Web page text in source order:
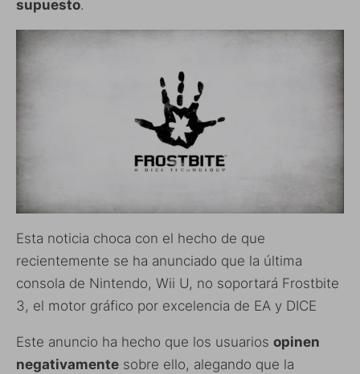
supuesto.
Esta noticia choca con el hecho de que
recientemente se ha anunciado que la última
consola de Nintendo, Wii U, no soportará Frostbite
3, el motor gráfico por excelencia de EA y DICE
Este anuncio ha hecho que los usuarios opinen
negativamente sobre ello, alegando que la